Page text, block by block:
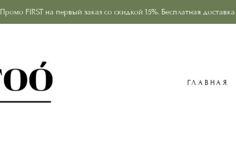
Промо FIRST на первый заказ со скидкой 15%. Бесплатная
ГЛАВНАЯ